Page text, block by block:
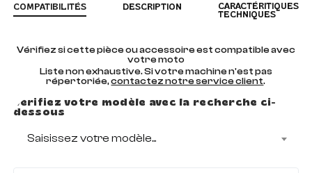
COMPATIBILITÉS DESCRIPTION
CARACTÉRITIQUES
TECHNIQUES
Vérifiez si cette pièce ou accessoire est compatible avec
votre moto
Liste non exhaustive. Si votre machine n'est pas
répertoriée,contactez notre service client.
Vérifiez votre modèle avec la recherche ci-
dessous
Saisissez votre modèle...